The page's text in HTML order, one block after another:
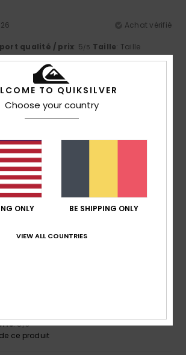
Achat vérifié
qualité / prix: 5/5 Taille: Taille
Coloris: 5
5/5
2026
excellente
qualité / prix
: 5/5
ce produit
5/5
: 5/5
ce produit
TO QUIKSILVER
Choose your country
ONLY BE SHIPPING ONLY
VIEW ALL COUNTRIES